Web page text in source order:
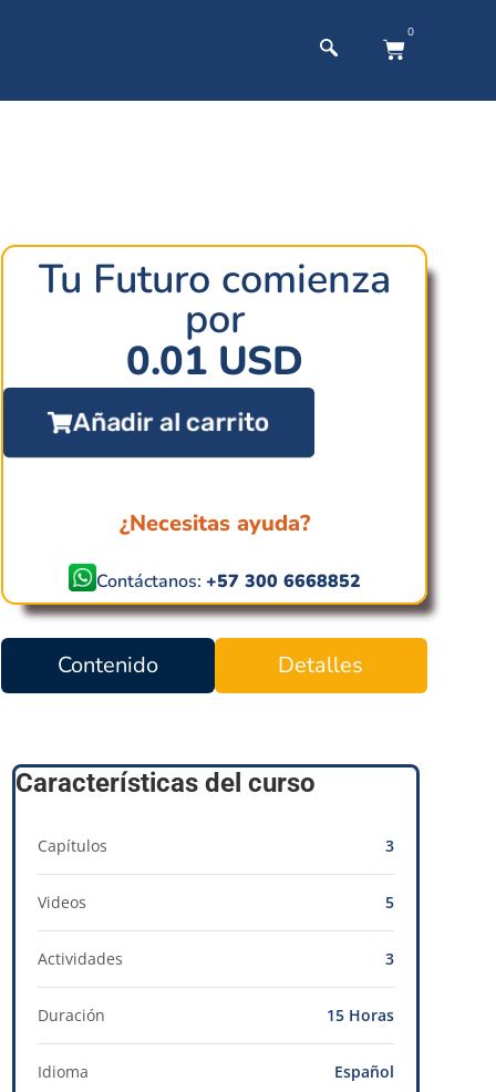
0
Tu Futuro comienza
por
0.01 USD
Añadir al carrito
¿Necesitas ayuda?
Contáctanos: +57 300 6668852
Contenido Detalles
Características del curso
Capítulos 3
Videos 5
Actividades 3
Duración 15 Horas
Idioma Español